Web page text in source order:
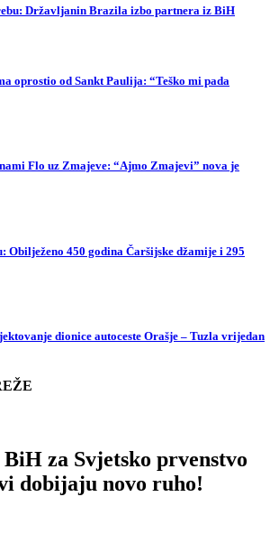
Državljanin Brazila izbo partnera iz BiH
oprostio od Sankt Paulija: “Teško mi pada
Flo uz Zmajeve: “Ajmo Zmajevi” nova je
Obilježeno 450 godina Čaršijske džamije i 295
dionice autoceste Orašje – Tuzla vrijedan
za Svjetsko prvenstvo
dobijaju novo ruho!